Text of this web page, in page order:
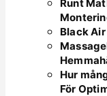
Runt
Black
Hur
För